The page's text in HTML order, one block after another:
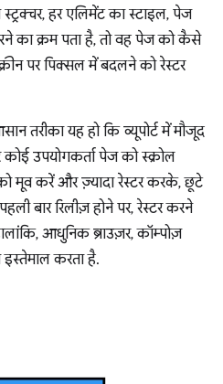
हर एलिमेंट का स्टाइल, पेज
का क्रम पता है, तो वह पेज को कैसे
पर पिक्सल में बदलने को रेस्टर
तरीका यह हो कि व्यूपोर्ट में मौजूद
कोई उपयोगकर्ता पेज को स्क्रोल
मूव करें और ज़्यादा रेस्टर करके, छूटे
बार रिलीज़ होने पर, रेस्टर करने
आधुनिक ब्राउज़र, कॉम्पोज़
इस्तेमाल करता है.